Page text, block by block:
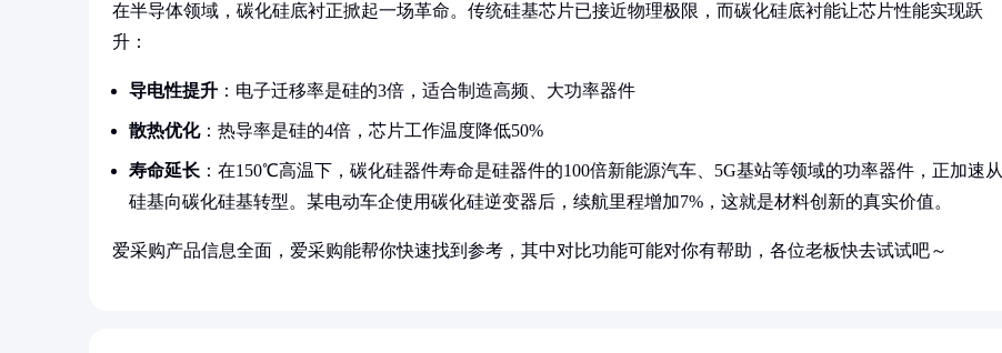
在半导体领域，碳化硅底衬正掀起一场革命。传统硅基芯片已接近物理极限，而碳化硅底衬能让芯片性能实现跃
升：
导电性提升 ：电子迁移率是硅的3倍，适合制造高频、大功率器件
散热优化：热导率是硅的4倍，芯片工作温度降低50%
寿命延长 ：在150℃高温下，碳化硅器件寿命是硅器件的100倍新能源汽车、5G基站等领域的功率器件，正加速从
硅基向碳化硅基转型。某电动车企使用碳化硅逆变器后，续航里程增加7%，这就是材料创新的真实价值。
爱采购产品信息全面，爱采购能帮你快速找到参考，其中对比功能可能对你有帮助，各位老板快去试试吧～